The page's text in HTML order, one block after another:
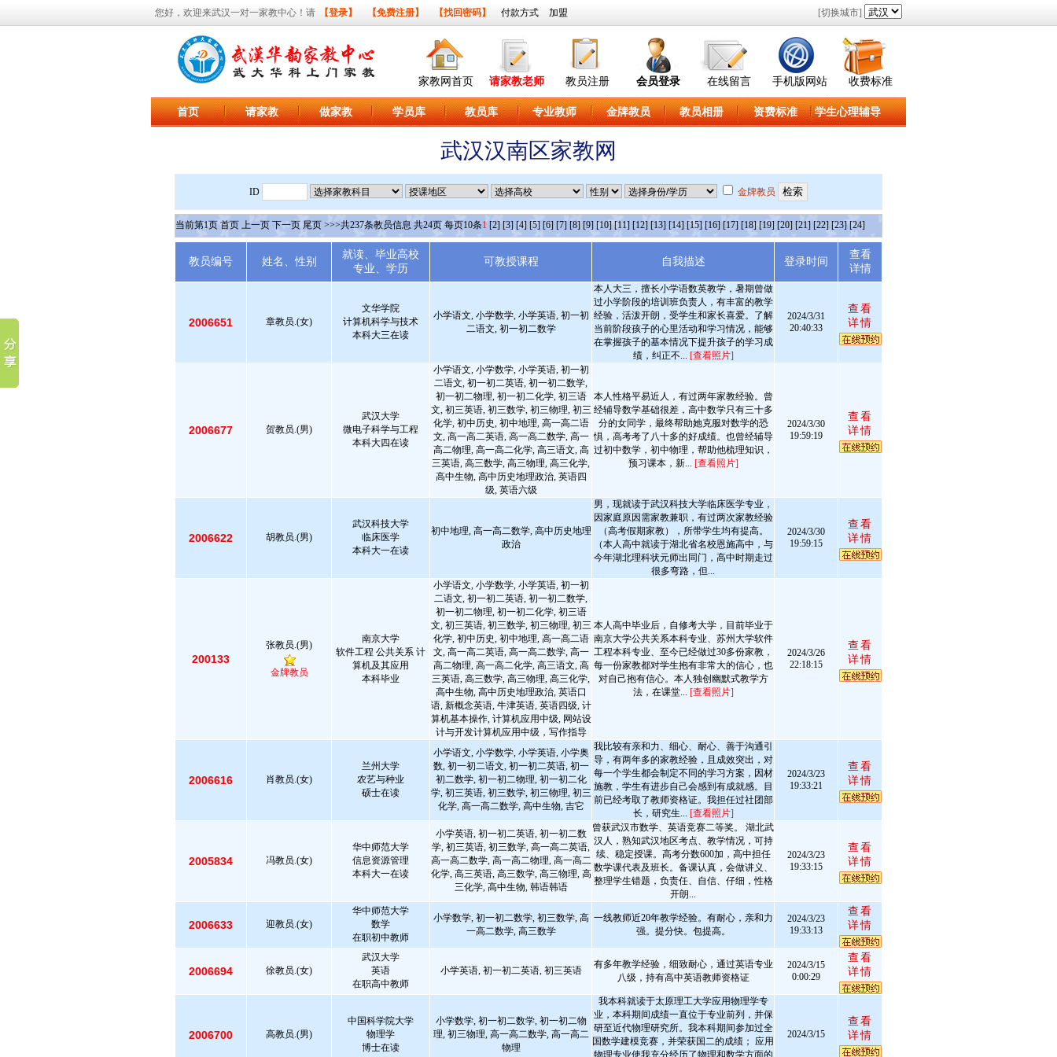
您好，欢迎来武汉一对一家教中心！请 【登录】 【免费注册】 【找回密码】 付款方式 加盟 [切换城市]
家教网首页 请家教老师 教员注册 会员登录 在线留言 手机版网站 收费标准
首页 请家教 做家教 学员库 教员库 专业教师 金牌教员 教员相册 资费标准 学生心理辅导
武汉汉南区家教网
ID 金牌教员
当前第1页 首页 上一页 下一页 尾页 >>>共237条教员信息 共24页 每页10条1 [2] [3] [4] [5] [6] [7] [8] [9] [10] [11] [12] [13] [14] [15] [16] [17] [18] [19] [20] [21] [22] [23] [24]
教员编号 姓名、性别
就读、毕业高校
专业、学历
可教授课程 自我描述 登录时间
查看
详情
2006651 章教员.(女)
文华学院
计算机科学与技术
本科大三在读
小学语文, 小学数学, 小学英语, 初一初
二语文, 初一初二数学
本人大三，擅长小学语数英教学，暑期曾做
过小学阶段的培训班负责人，有丰富的教学
经验，活泼开朗，受学生和家长喜爱。了解
当前阶段孩子的心里活动和学习情况，能够
在掌握孩子的基本情况下提升孩子的学习成
绩，纠正不... [查看照片]
2024/3/31
20:40:33
查看
详情
2006677 贺教员.(男)
武汉大学
微电子科学与工程
本科大四在读
小学语文, 小学数学, 小学英语, 初一初
二语文, 初一初二英语, 初一初二数学,
初一初二物理, 初一初二化学, 初三语
文, 初三英语, 初三数学, 初三物理, 初三
化学, 初中历史, 初中地理, 高一高二语
文, 高一高二英语, 高一高二数学, 高一
高二物理, 高一高二化学, 高三语文, 高
三英语, 高三数学, 高三物理, 高三化学,
高中生物, 高中历史地理政治, 英语四
级, 英语六级
本人性格平易近人，有过两年家教经验。曾
经辅导数学基础很差，高中数学只有三十多
分的女同学，最终帮助她克服对数学的恐
惧，高考考了八十多的好成绩。也曾经辅导
过初中数学，初中物理，帮助他梳理知识，
预习课本，新... [查看照片]
2024/3/30
19:59:19
查看
详情
2006622 胡教员.(男)
武汉科技大学
临床医学
本科大一在读
初中地理, 高一高二数学, 高中历史地理
政治
男，现就读于武汉科技大学临床医学专业，
因家庭原因需家教兼职，有过两次家教经验
（高考假期家教），所带学生均有提高。
（本人高中就读于湖北省名校恩施高中，与
今年湖北理科状元师出同门，高中时期走过
很多弯路，但...
2024/3/30
19:59:15
查看
详情
200133
张教员.(男)
金牌教员
南京大学
软件工程 公共关系 计
算机及其应用
本科毕业
小学语文, 小学数学, 小学英语, 初一初
二语文, 初一初二英语, 初一初二数学,
初一初二物理, 初一初二化学, 初三语
文, 初三英语, 初三数学, 初三物理, 初三
化学, 初中历史, 初中地理, 高一高二语
文, 高一高二英语, 高一高二数学, 高一
高二物理, 高一高二化学, 高三语文, 高
三英语, 高三数学, 高三物理, 高三化学,
高中生物, 高中历史地理政治, 英语口
语, 新概念英语, 牛津英语, 英语四级, 计
算机基本操作, 计算机应用中级, 网站设
计与开发计算机应用中级，写作指导
本人高中毕业后，自修考大学，目前毕业于
南京大学公共关系本科专业、苏州大学软件
工程本科专业、至今已经做过30多份家教，
每一份家教都对学生抱有非常大的信心，也
对自己抱有信心。本人独创幽默式教学方
法，在课堂... [查看照片]
2024/3/26
22:18:15
查看
详情
2006616 肖教员.(女)
兰州大学
农艺与种业
硕士在读
小学语文, 小学数学, 小学英语, 小学奥
数, 初一初二语文, 初一初二英语, 初一
初二数学, 初一初二物理, 初一初二化
学, 初三英语, 初三数学, 初三物理, 初三
化学, 高一高二数学, 高中生物, 吉它
我比较有亲和力、细心、耐心、善于沟通引
导，有两年多的家教经验，且成效突出，对
每一个学生都会制定不同的学习方案，因材
施教，学生有进步自己会感到有成就感。目
前已经考取了教师资格证。我担任过社团部
长，研究生... [查看照片]
2024/3/23
19:33:21
查看
详情
2005834 冯教员.(女)
华中师范大学
信息资源管理
本科大一在读
小学英语, 初一初二英语, 初一初二数
学, 初三英语, 初三数学, 高一高二英语,
高一高二数学, 高一高二物理, 高一高二
化学, 高三英语, 高三数学, 高三物理, 高
三化学, 高中生物, 韩语韩语
曾获武汉市数学、英语竞赛二等奖。 湖北武
汉人，熟知武汉地区考点、教学情况，可持
续、稳定授课。高考分数600加，高中担任
数学课代表及班长。备课认真，会做讲义、
整理学生错题，负责任、自信、仔细，性格
开朗...
2024/3/23
19:33:15
查看
详情
2006633 迎教员.(女)
华中师范大学
数学
在职初中教师
小学数学, 初一初二数学, 初三数学, 高
一高二数学, 高三数学
一线教师近20年教学经验。有耐心，亲和力
强。提分快。包提高。
2024/3/23
19:33:13
查看
详情
2006694 徐教员.(女)
武汉大学
英语
在职高中教师
小学英语, 初一初二英语, 初三英语
有多年教学经验，细致耐心，通过英语专业
八级，持有高中英语教师资格证
2024/3/15
0:00:29
查看
详情
2006700 高教员.(男)
中国科学院大学
物理学
博士在读
小学数学, 初一初二数学, 初一初二物
理, 初三物理, 高一高二数学, 高一高二
物理
我本科就读于太原理工大学应用物理学专
业，本科期间成绩一直位于专业前列，并保
研至近代物理研究所。我本科期间参加过全
国数学建模竞赛，并荣获国二的成绩； 应用
物理专业使我充分经历了物理和数学方面的
2024/3/15
查看
详情